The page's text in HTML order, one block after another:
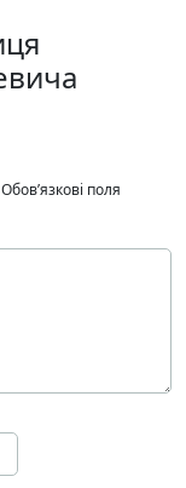
Обов’язкові поля